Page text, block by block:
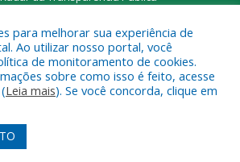
a Prefeitura Municipal de Novo
Progresso.
Área Administrativa
para melhorar sua experiência de
Ao utilizar nosso portal, você
de monitoramento de cookies.
sobre como isso é feito, acesse
Leia mais). Se você concorda, clique em